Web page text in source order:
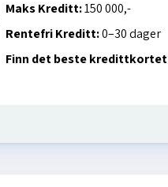
Maks Kreditt:150 000,-
Rentefri Kreditt:0–30 dager
Finn det beste kredittkortet